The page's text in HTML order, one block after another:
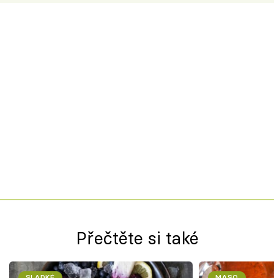
Přečtěte si také